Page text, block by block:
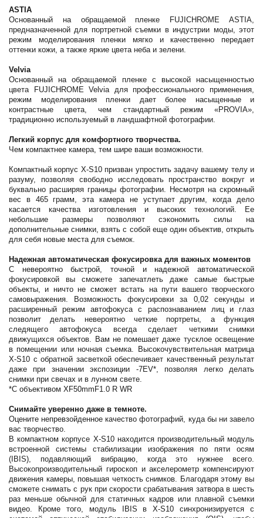
ASTIA
Основанный на обращаемой пленке FUJICHROME ASTIA,
предназначенной для портретной съемки в индустрии моды, этот
режим моделирования пленки мягко и качественно передает
оттенки кожи, а также яркие цвета неба и зелени.
Velvia
Основанный на обращаемой пленке с высокой насыщенностью
цвета FUJICHROME Velvia для профессионального применения,
режим моделирования пленки дает более насыщенные и
контрастные цвета, чем стандартный режим «PROVIA»,
традиционно используемый в ландшафтной фотографии.
Легкий корпус для комфортного творчества.
Чем компактнее камера, тем шире ваши возможности.
Компактный корпус X-S10 призван упростить задачу вашему телу и
разуму, позволяя свободно исследовать пространство вокруг и
буквально расширяя границы фотографии. Несмотря на скромный
вес в 465 грамм, эта камера не уступает другим, когда дело
касается качества изготовления и высоких технологий. Ее
небольшие размеры позволяют сэкономить силы на
дополнительные снимки, взять с собой еще один объектив, открыть
для себя новые места для съемок.
Надежная автоматическая фокусировка для важных моментов
С невероятно быстрой, точной и надежной автоматической
фокусировкой вы сможете запечатлеть даже самые быстрые
объекты, и ничто не сможет встать на пути вашего творческого
самовыражения. Возможность фокусировки за 0,02 секунды и
расширенный режим автофокуса с распознаванием лиц и глаз
позволит делать невероятно четкие портреты, а функция
следящего автофокуса всегда сделает четкими снимки
движущихся объектов. Вам не помешает даже тусклое освещение
в помещении или ночная съемка. Высокочувствительная матрица
X-S10 с обратной засветкой обеспечивает качественный результат
даже при значении экспозиции -7EV*, позволяя легко делать
снимки при свечах и в лунном свете.
*С объективом XF50mmF1.0 R WR
Снимайте уверенно даже в темноте.
Оцените непревзойденное качество фотографий, куда бы ни завело
вас творчество.
В компактном корпусе X-S10 находится производительный модуль
встроенной системы стабилизации изображения по пяти осям
(IBIS), подавляющий вибрацию, когда это нужнее всего.
Высокопроизводительный гироскоп и акселерометр компенсируют
движения камеры, повышая четкость снимков. Благодаря этому вы
сможете снимать с рук при скорости срабатывания затвора в шесть
раз меньше обычной для статичных кадров или плавной съемки
видео. Кроме того, модуль IBIS в X-S10 синхронизируется с